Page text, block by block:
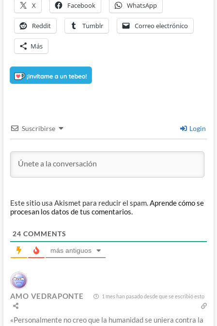
X Facebook WhatsApp
Reddit Tumblr Correo electrónico
Más
Suscribirse Login
Este sitio usa Akismet para reducir el spam.Aprende cómo se
procesan los datos de tus comentarios.
24 COMMENTS
más antiguos
AMO VEDRAPONTE 1 mes han pasado desde que se escribió esto
«Personalmente no creo que la humanidad se uniera contra la